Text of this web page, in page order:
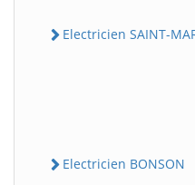
Electricien SAINT-
Electricien BONSON